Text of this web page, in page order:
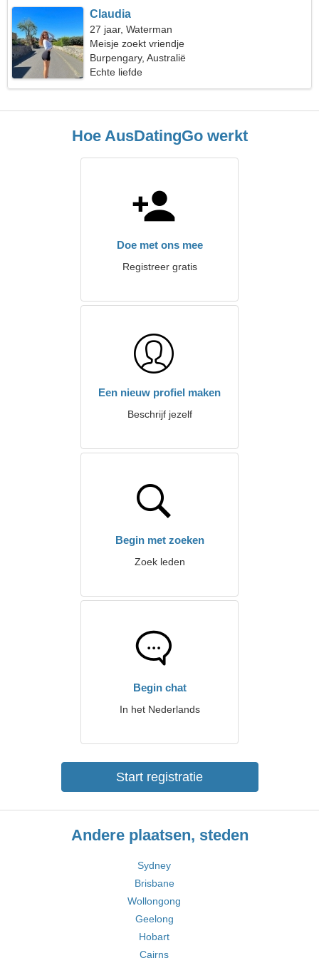
Claudia
27 jaar, Waterman
Meisje zoekt vriendje
Burpengary, Australië
Echte liefde
Hoe AusDatingGo werkt
Doe met ons mee
Registreer gratis
Een nieuw profiel maken
Beschrijf jezelf
Begin met zoeken
Zoek leden
Begin chat
In het Nederlands
Start registratie
Andere plaatsen, steden
Sydney
Brisbane
Wollongong
Geelong
Hobart
Cairns